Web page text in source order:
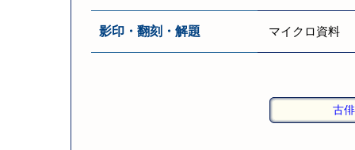
影印・翻刻・解題 マイクロ資料
古